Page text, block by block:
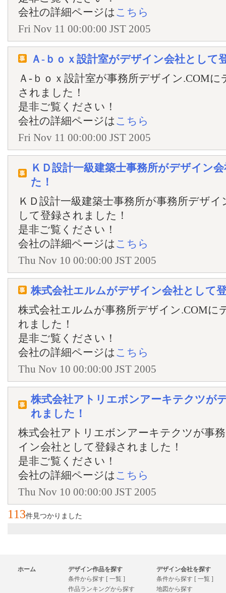
会社の詳細ページは こちら
Fri Nov 11 00:00:00 JST 2005
Ａ‐ｂｏｘ設計室がデザイン会社として
Ａ‐ｂｏｘ設計室が事務所デザイン.COM
されました！
是非ご覧ください！
会社の詳細ページは こちら
Fri Nov 11 00:00:00 JST 2005
ＫＤ設計一級建築士事務所がデザイン
た！
ＫＤ設計一級建築士事務所が事務所デザ
して登録されました！
是非ご覧ください！
会社の詳細ページは こちら
Thu Nov 10 00:00:00 JST 2005
株式会社エルムがデザイン会社として
株式会社エルムが事務所デザイン.COMに
れました！
是非ご覧ください！
会社の詳細ページは こちら
Thu Nov 10 00:00:00 JST 2005
株式会社アトリエボンアーキテクツが
れました！
株式会社アトリエボンアーキテクツが事
イン会社として登録されました！
是非ご覧ください！
会社の詳細ページは こちら
Thu Nov 10 00:00:00 JST 2005
113件見つかりました
ホーム
デザイン作品を探す
条件から探す [ 一覧 ]
作品ランキングから探す
デザイン会社を探す
条件から探す [ 一覧 ]
地図から探す